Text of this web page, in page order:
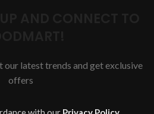
latest trends and get exclusive
offers